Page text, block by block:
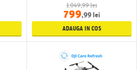
1.049,99 lei
799,99 lei
ADAUGA IN COS